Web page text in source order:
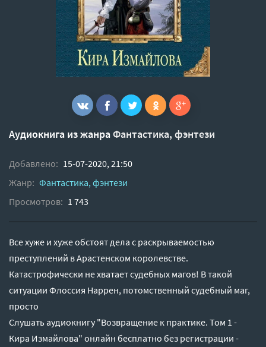
Аудиокнига из жанраФантастика, фэнтези
Добавлено: 15-07-2020, 21:50
Жанр: Фантастика, фэнтези
Просмотров: 1 743
Все хуже и хуже обстоят дела с раскрываемостью
преступлений в Арастенском королевстве.
Катастрофически не хватает судебных магов! В такой
ситуации Флоссия Наррен, потомственный судебный маг,
просто
Слушать аудиокнигу "Возвращение к практике. Том 1 -
Кира Измайлова" онлайн бесплатно без регистрации -